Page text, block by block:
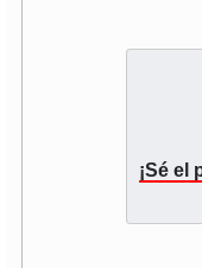
¡Sé el